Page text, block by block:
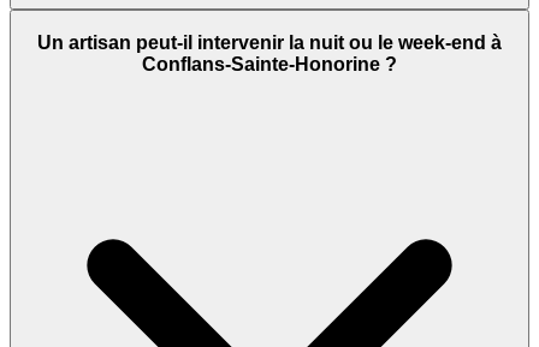
Un artisan peut-il intervenir la nuit ou le week-end à
Conflans-Sainte-Honorine ?